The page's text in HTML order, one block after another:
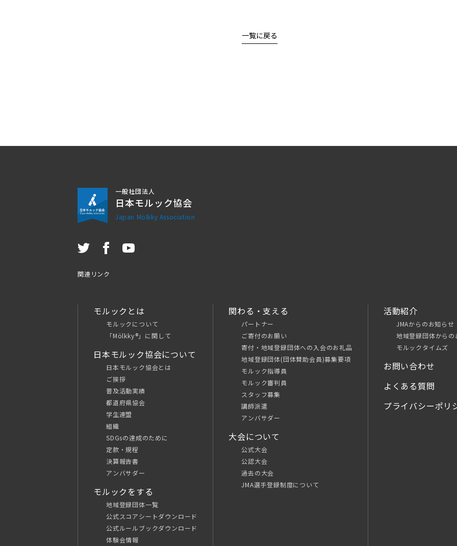
一覧に戻る
一般社団法人
日本モルック協会
Japan Mölkky Association
関連リンク
モルックとは
モルックについて
「Mölkky®」に関して
日本モルック協会について
日本モルック協会とは
ご挨拶
普及活動実績
都道府県協会
学生連盟
組織
SDGsの達成のために
定款・規程
決算報告書
アンバサダー
モルックをする
地域登録団体一覧
公式スコアシートダウンロード
公式ルールブックダウンロード
体験会情報
関わる・支える
パートナー
ご寄付のお願い
寄付・地域登録団体への入会のお礼品
地域登録団体(団体賛助会員)募集要項
モルック指導員
モルック審判員
スタッフ募集
講師派遣
アンバサダー
大会について
公式大会
公認大会
過去の大会
JMA選手登録制度について
活動紹介
JMAからのお知らせ
地域登録団体からの
モルックタイムズ
お問い合わせ
よくある質問
プライバシーポリ